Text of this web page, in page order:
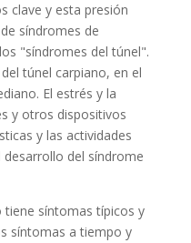
clave y esta presión
síndromes de
"síndromes del túnel".
túnel carpiano, en el
El estrés y la
y otros dispositivos
y las actividades
del síndrome
tiene síntomas típicos y
síntomas a tiempo y